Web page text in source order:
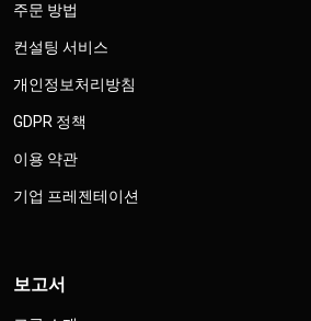
주문 방법
컨설팅 서비스
개인정보처리방침
GDPR 정책
이용 약관
기업 프레젠테이션
보고서